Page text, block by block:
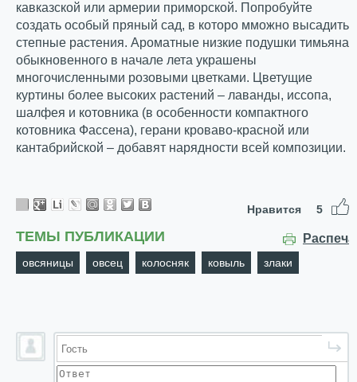
кавказской или армерии приморской. Попробуйте
создать особый пряный сад, в которо мможно высадить
степные растения. Ароматные низкие подушки тимьяна
обыкновенного в начале лета украшены
многочисленными розовыми цветками. Цветущие
куртины более высоких растений – лаванды, иссопа,
шалфея и котовника (в особенности компактного
котовника Фассена), герани кроваво-красной или
кантабрийской – добавят нарядности всей композиции.
Нравится 5
ТЕМЫ ПУБЛИКАЦИИ
овсяницы овсец колосняк ковыль злаки